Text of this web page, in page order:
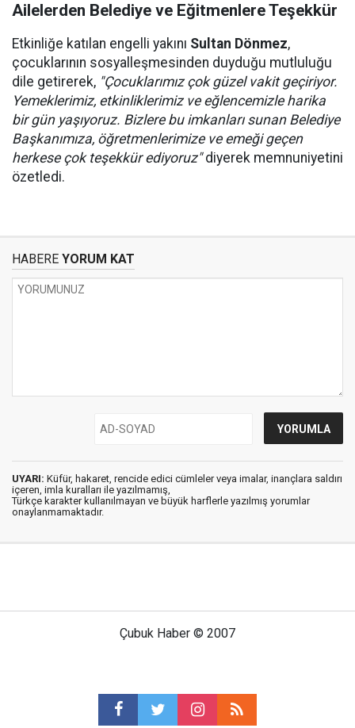
Ailelerden Belediye ve Eğitmenlere Teşekkür
Etkinliğe katılan engelli yakını Sultan Dönmez,
çocuklarının sosyalleşmesinden duyduğu mutluluğu
dile getirerek, "Çocuklarımız çok güzel vakit geçiriyor.
Yemeklerimiz, etkinliklerimiz ve eğlencemizle harika
bir gün yaşıyoruz. Bizlere bu imkanları sunan Belediye
Başkanımıza, öğretmenlerimize ve emeği geçen
herkese çok teşekkür ediyoruz"diyerek memnuniyetini
özetledi.
HABERE YORUM KAT
UYARI: Küfür, hakaret, rencide edici cümleler veya imalar, inançlara saldırı
içeren, imla kuralları ile yazılmamış,
Türkçe karakter kullanılmayan ve büyük harflerle yazılmış yorumlar
onaylanmamaktadır.
Çubuk Haber © 2007